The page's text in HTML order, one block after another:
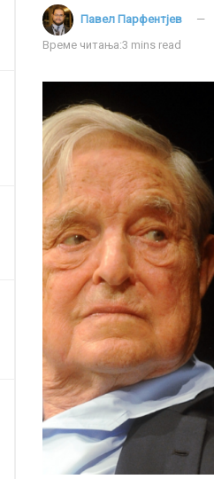
Павел Парфентјев
Време читања:3 mins read